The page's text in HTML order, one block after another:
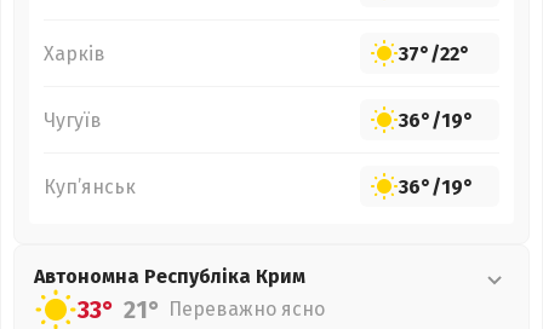
Харків 37°/22°
Чугуїв 36°/19°
Куп’янськ 36°/19°
Автономна Республіка Крим
33° 21° Переважно ясно